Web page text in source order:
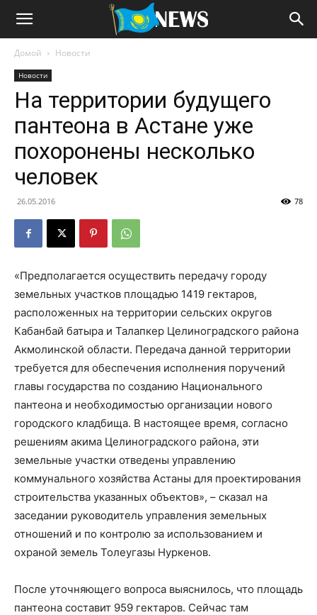
Домой Новости
Новости
На территории будущего
пантеона в Астане уже
похоронены несколько
человек
26.05.2016 78
«Предполагается осуществить передачу городу
земельных участков площадью 1419 гектаров,
расположенных на территории сельских округов
Кабанбай батыра и Талапкер Целиноградского района
Акмолинской области. Передача данной территории
требуется для обеспечения исполнения поручений
главы государства по созданию Национального
пантеона и необходимостью организации нового
городского кладбища. В настоящее время, согласно
решениям акима Целиноградского района, эти
земельные участки отведены управлению
коммунального хозяйства Астаны для проектирования
строительства указанных объектов», – сказал на
заседании руководитель управления земельных
отношений и по контролю за использованием и
охраной земель Толеугазы Нуркенов.
После уточняющего вопроса выяснилось, что площадь
пантеона составит 959 гектаров. Сейчас там